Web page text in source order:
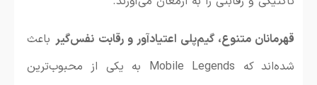
قهرمانان متنوع، گیم‌پلی اعتیادآور و رقابت نفس‌گیرباعث
شده‌اند که Mobile Legends به یکی از محبوب‌ترین